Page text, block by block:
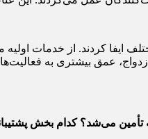
ایفا کردند. از خدمات
عمق بیشتری به
تأمین می‌شد؟ کدام بخش